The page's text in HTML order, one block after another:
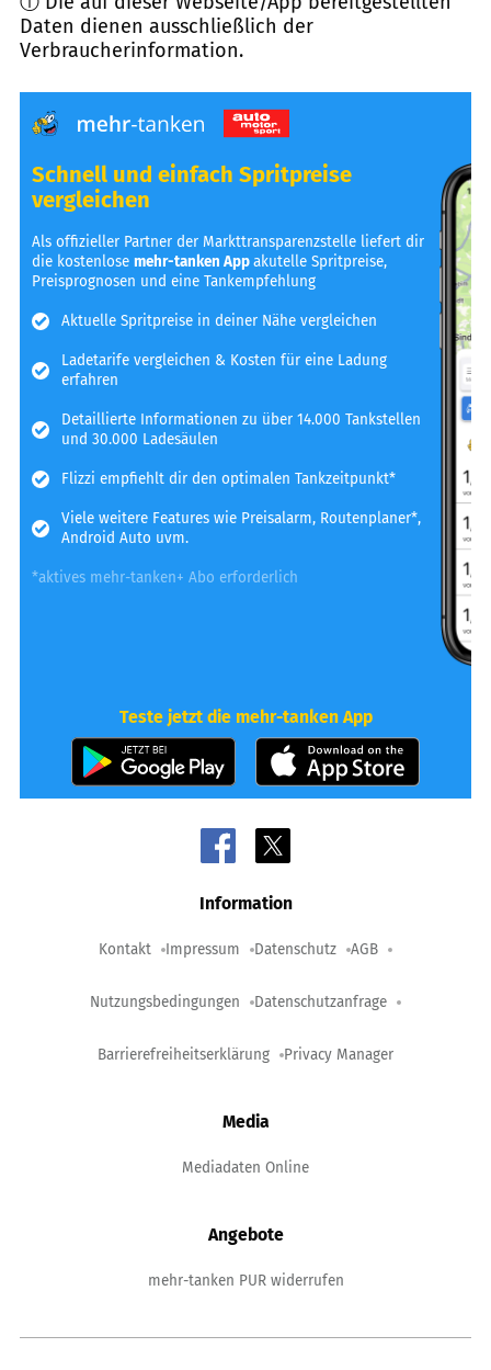
Daten dienen ausschließlich der
Verbraucherinformation.
Schnell und einfach Spritpreise
vergleichen
Als offizieller Partner der Markttransparenzstelle liefert dir
die kostenlosemehr-tanken Appakutelle Spritpreise,
Preisprognosen und eine Tankempfehlung
Aktuelle Spritpreise in deiner Nähe vergleichen
Ladetarife vergleichen & Kosten für eine Ladung
erfahren
Detaillierte Informationen zu über 14.000 Tankstellen
und 30.000 Ladesäulen
Flizzi empfiehlt dir den optimalen Tankzeitpunkt*
Viele weitere Features wie Preisalarm, Routenplaner*,
Android Auto uvm.
*aktives mehr-tanken+ Abo erforderlich
Teste jetzt die mehr-tanken App
Information
Kontakt Impressum Datenschutz AGB
Nutzungsbedingungen Datenschutzanfrage
Barrierefreiheitserklärung Privacy Manager
Media
Mediadaten Online
Angebote
mehr-tanken PUR widerrufen